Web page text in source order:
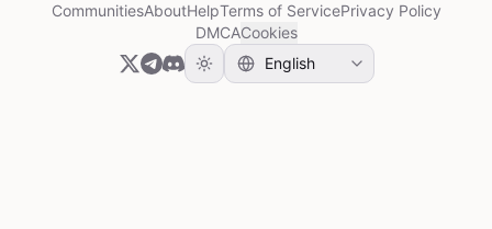
CommunitiesAboutHelpTerms of ServicePrivacy Policy
DMCACookies